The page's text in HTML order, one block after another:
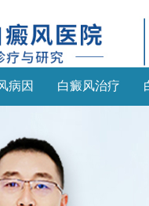
病因 白癜风治疗